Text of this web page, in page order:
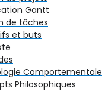
Gantt
de tâches
et buts
Comportementale
Philosophiques